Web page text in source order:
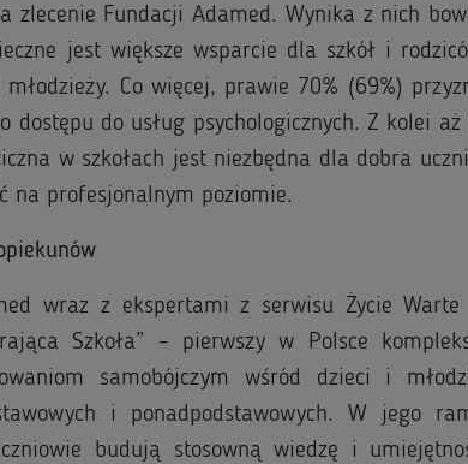
zlecenie Fundacji Adamed. Wynika z nich
jest większe wsparcie dla szkół i
Co więcej, prawie 70% (69%)
dostępu do usług psychologicznych. Z kolei aż
w szkołach jest niezbędna dla dobra
na profesjonalnym poziomie.
wraz z ekspertami z serwisu Życie Warte
Szkoła” – pierwszy w Polsce
samobójczym wśród dzieci i
i ponadpodstawowych. W jego
budują stosowną wiedzę i